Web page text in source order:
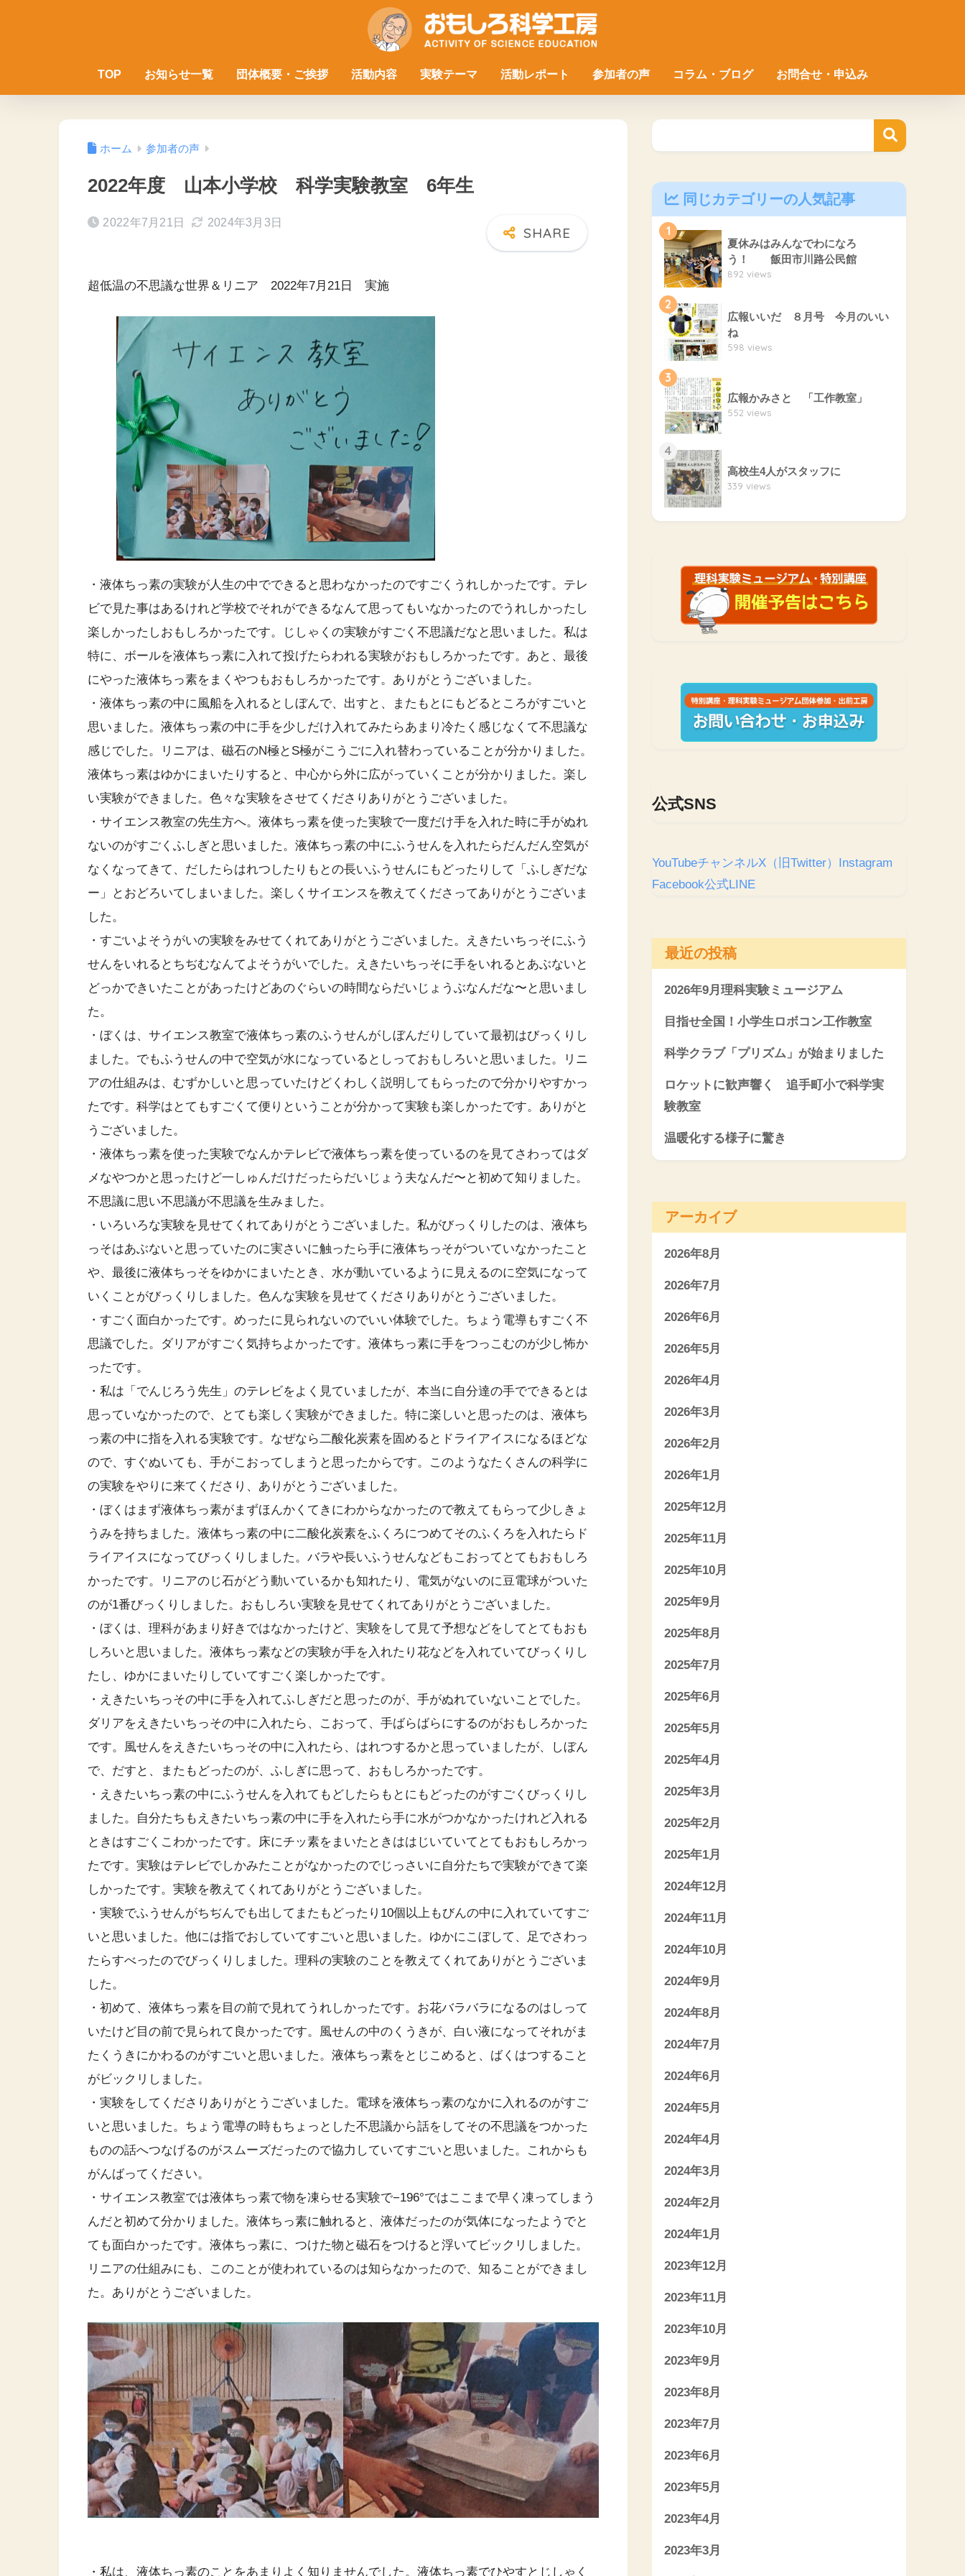
TOP お知らせ一覧 団体概要・ご挨拶 活動内容 実験テーマ 活動レポート 参加者の声 コラム・ブログ お問合せ・申込み
ホーム 参加者の声
2022年度 山本小学校 科学実験教室 6年生
2022年7月21日 2024年3月3日
超低温の不思議な世界＆リニア 2022年7月21日 実施
・液体ちっ素の実験が人生の中でできると思わなかったのですごくうれしかったです。テレ
ビで見た事はあるけれど学校でそれができるなんて思ってもいなかったのでうれしかったし
楽しかったしおもしろかったです。じしゃくの実験がすごく不思議だなと思いました。私は
特に、ボールを液体ちっ素に入れて投げたらわれる実験がおもしろかったです。あと、最後
にやった液体ちっ素をまくやつもおもしろかったです。ありがとうございました。
・液体ちっ素の中に風船を入れるとしぼんで、出すと、またもとにもどるところがすごいと
思いました。液体ちっ素の中に手を少しだけ入れてみたらあまり冷たく感じなくて不思議な
感じでした。リニアは、磁石のN極とS極がこうごに入れ替わっていることが分かりました。
液体ちっ素はゆかにまいたりすると、中心から外に広がっていくことが分かりました。楽し
い実験ができました。色々な実験をさせてくださりありがとうございました。
・サイエンス教室の先生方へ。液体ちっ素を使った実験で一度だけ手を入れた時に手がぬれ
ないのがすごくふしぎと思いました。液体ちっ素の中にふうせんを入れたらだんだん空気が
なくなってきて、だしたらはれつしたりもとの長いふうせんにもどったりして「ふしぎだな
ー」とおどろいてしまいました。楽しくサイエンスを教えてくださってありがとうございま
した。
・すごいよそうがいの実験をみせてくれてありがとうございました。えきたいちっそにふう
せんをいれるとちぢむなんてよそうがいでした。えきたいちっそに手をいれるとあぶないと
どっかできいたことがあったけどあのぐらいの時間ならだいじょうぶなんだな〜と思いまし
た。
・ぼくは、サイエンス教室で液体ちっ素のふうせんがしぼんだりしていて最初はびっくりし
ました。でもふうせんの中で空気が水になっているとしっておもしろいと思いました。リニ
アの仕組みは、むずかしいと思っていたけどくわしく説明してもらったので分かりやすかっ
たです。科学はとてもすごくて便りということが分かって実験も楽しかったです。ありがと
うございました。
・液体ちっ素を使った実験でなんかテレビで液体ちっ素を使っているのを見てさわってはダ
メなやつかと思ったけど一しゅんだけだったらだいじょう夫なんだ〜と初めて知りました。
不思議に思い不思議が不思議を生みました。
・いろいろな実験を見せてくれてありがとうございました。私がびっくりしたのは、液体ち
っそはあぶないと思っていたのに実さいに触ったら手に液体ちっそがついていなかったこと
や、最後に液体ちっそをゆかにまいたとき、水が動いているように見えるのに空気になって
いくことがびっくりしました。色んな実験を見せてくださりありがとうございました。
・すごく面白かったです。めったに見られないのでいい体験でした。ちょう電導もすごく不
思議でした。ダリアがすごく気持ちよかったです。液体ちっ素に手をつっこむのが少し怖か
ったです。
・私は「でんじろう先生」のテレビをよく見ていましたが、本当に自分達の手でできるとは
思っていなかったので、とても楽しく実験ができました。特に楽しいと思ったのは、液体ち
っ素の中に指を入れる実験です。なぜなら二酸化炭素を固めるとドライアイスになるほどな
ので、すぐぬいても、手がこおってしまうと思ったからです。このようなたくさんの科学に
の実験をやりに来てくださり、ありがとうございました。
・ぼくはまず液体ちっ素がまずほんかくてきにわからなかったので教えてもらって少しきょ
うみを持ちました。液体ちっ素の中に二酸化炭素をふくろにつめてそのふくろを入れたらド
ライアイスになってびっくりしました。バラや長いふうせんなどもこおってとてもおもしろ
かったです。リニアのじ石がどう動いているかも知れたり、電気がないのに豆電球がついた
のが1番びっくりしました。おもしろい実験を見せてくれてありがとうございました。
・ぼくは、理科があまり好きではなかったけど、実験をして見て予想などをしてとてもおも
しろいと思いました。液体ちっ素などの実験が手を入れたり花などを入れていてびっくりし
たし、ゆかにまいたりしていてすごく楽しかったです。
・えきたいちっその中に手を入れてふしぎだと思ったのが、手がぬれていないことでした。
ダリアをえきたいちっその中に入れたら、こおって、手ばらばらにするのがおもしろかった
です。風せんをえきたいちっその中に入れたら、はれつするかと思っていましたが、しぼん
で、だすと、またもどったのが、ふしぎに思って、おもしろかったです。
・えきたいちっ素の中にふうせんを入れてもどしたらもとにもどったのがすごくびっくりし
ました。自分たちもえきたいちっ素の中に手を入れたら手に水がつかなかったけれど入れる
ときはすごくこわかったです。床にチッ素をまいたときははじいていてとてもおもしろかっ
たです。実験はテレビでしかみたことがなかったのでじっさいに自分たちで実験ができて楽
しかったです。実験を教えてくれてありがとうございました。
・実験でふうせんがちぢんでも出してまたもどったり10個以上もびんの中に入れていてすご
いと思いました。他には指でおしていてすごいと思いました。ゆかにこぼして、足でさわっ
たらすべったのでびっくりしました。理科の実験のことを教えてくれてありがとうございま
した。
・初めて、液体ちっ素を目の前で見れてうれしかったです。お花バラバラになるのはしって
いたけど目の前で見られて良かったです。風せんの中のくうきが、白い液になってそれがま
たくうきにかわるのがすごいと思いました。液体ちっ素をとじこめると、ばくはつすること
がビックリしました。
・実験をしてくださりありがとうございました。電球を液体ちっ素のなかに入れるのがすご
いと思いました。ちょう電導の時もちょっとした不思議から話をしてその不思議をつかった
ものの話へつなげるのがスムーズだったので協力していてすごいと思いました。これからも
がんばってください。
・サイエンス教室では液体ちっ素で物を凍らせる実験で−196°ではここまで早く凍ってしまう
んだと初めて分かりました。液体ちっ素に触れると、液体だったのが気体になったようでと
ても面白かったです。液体ちっ素に、つけた物と磁石をつけると浮いてビックリしました。
リニアの仕組みにも、このことが使われているのは知らなかったので、知ることができまし
た。ありがとうございました。
・私は、液体ちっ素のことをあまりよく知りませんでした。液体ちっ素でひやすとじしゃく
同じカテゴリーの人気記事
1
夏休みはみんなでわになろ
う！ 飯田市川路公民館
892 views
2
広報いいだ ８月号 今月のいい
ね
598 views
3
広報かみさと 「工作教室」
552 views
4
高校生4人がスタッフに
339 views
公式SNS
YouTubeチャンネルX（旧Twitter） Instagram
Facebook公式LINE
最近の投稿
2026年9月理科実験ミュージアム
目指せ全国！小学生ロボコン工作教室
科学クラブ「プリズム」が始まりました
ロケットに歓声響く 追手町小で科学実
験教室
温暖化する様子に驚き
アーカイブ
2026年8月
2026年7月
2026年6月
2026年5月
2026年4月
2026年3月
2026年2月
2026年1月
2025年12月
2025年11月
2025年10月
2025年9月
2025年8月
2025年7月
2025年6月
2025年5月
2025年4月
2025年3月
2025年2月
2025年1月
2024年12月
2024年11月
2024年10月
2024年9月
2024年8月
2024年7月
2024年6月
2024年5月
2024年4月
2024年3月
2024年2月
2024年1月
2023年12月
2023年11月
2023年10月
2023年9月
2023年8月
2023年7月
2023年6月
2023年5月
2023年4月
2023年3月